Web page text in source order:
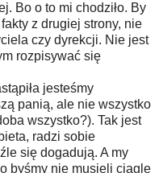
Bo o to mi chodziło. By
z drugiej strony, nie
czy dyrekcji. Nie jest
rozpisywać się
jesteśmy
panią, ale nie wszystko
wszystko?). Tak jest
radzi sobie
się dogadują. A my
byśmy nie musieli ciągle